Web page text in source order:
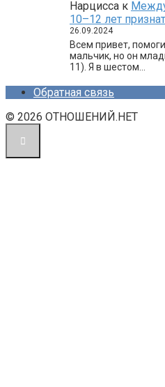
Нарцисса к
10–12 лет
26.09.2024
Всем привет,
мальчик, но он
11). Я в шестом…
Обратная связь
© 2026 ОТНОШЕНИЙ.НЕТ